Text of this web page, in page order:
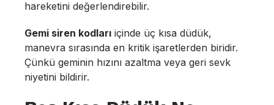
hareketini değerlendirebilir.
Gemi siren kodları içinde üç kısa düdük,
manevra sırasında en kritik işaretlerden biridir.
Çünkü geminin hızını azaltma veya geri sevk
niyetini bildirir.